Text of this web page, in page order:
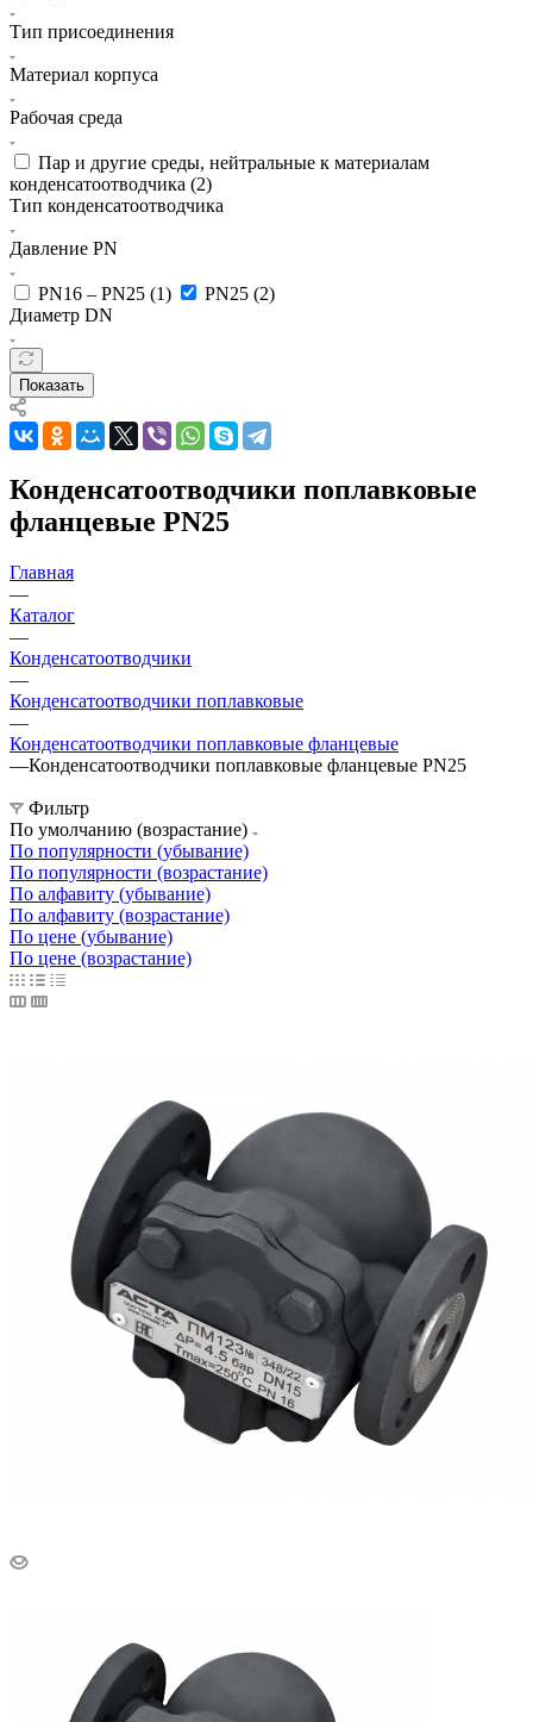
Тип присоединения
Материал корпуса
Рабочая среда
Пар и другие среды, нейтральные к материалам
конденсатоотводчика (2)
Тип конденсатоотводчика
Давление PN
PN16 – PN25 (1) PN25 (2)
Диаметр DN
Показать
Конденсатоотводчики поплавковые
фланцевые PN25
Главная
—
Каталог
—
Конденсатоотводчики
—
Конденсатоотводчики поплавковые
—
Конденсатоотводчики поплавковые фланцевые
—Конденсатоотводчики поплавковые фланцевые PN25
Фильтр
По умолчанию (возрастание)
По популярности (убывание)
По популярности (возрастание)
По алфавиту (убывание)
По алфавиту (возрастание)
По цене (убывание)
По цене (возрастание)